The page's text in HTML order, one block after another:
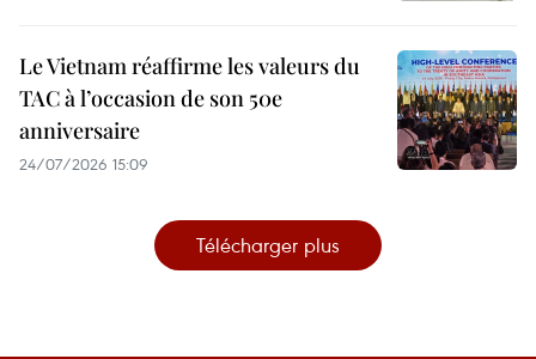
Le Vietnam réaffirme les valeurs du
TAC à l’occasion de son 50e
anniversaire
24/07/2026 15:09
Télécharger plus